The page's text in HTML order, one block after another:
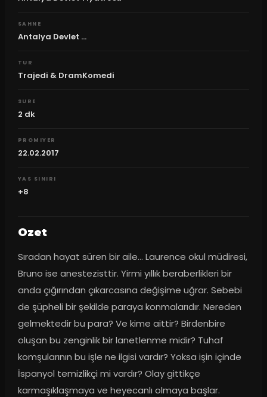
SAHNE
Antalya Devlet ...
TUR
Trajedi & DramKomedi
SURE
2 dk
PROMIYER
22.02.2017
YAS SINIRI
+8
Ozet
Sıradan hayat süren bir aile… Laurence okul müdiresi,
Bruno ise anestezisttir. Yirmi yıllık beraberlikleri bir
anda çığırından çıkarcasına değişime uğrar. Sebebi
de şüpheli bir şekilde paraya konmalarıdır. Nereden
gelmektedir bu para? Ve kime aittir? Birdenbire
oluşan bu zenginlik bir lanetlenme midir? Tuhaf
komşularının bu işle ne ilgisi vardır? Yoksa işin içinde
İspanyol temizlikçi mi vardır? Olay gittikçe
karmaşıklaşmaya ve heyecanlı olmaya başlar.